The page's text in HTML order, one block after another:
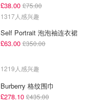
£38.00 £75.00
1317人感兴趣
Self Portrait 泡泡袖连衣裙
£63.00 £350.00
1219人感兴趣
Burberry 格纹围巾
£278.10 £435.00